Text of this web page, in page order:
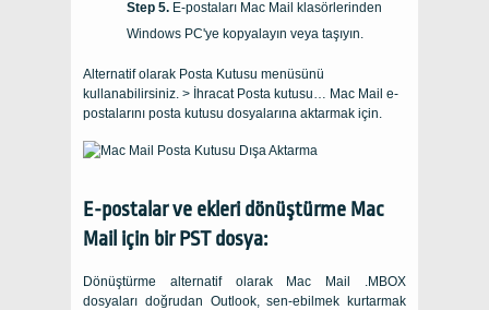
E-postaları Mac Mail klasörlerinden
Windows PC'ye kopyalayın veya taşıyın.
Alternatif olarak Posta Kutusu menüsünü
kullanabilirsiniz. > İhracat Posta kutusu… Mac Mail e-
postalarını posta kutusu dosyalarına aktarmak için.
E-postalar ve ekleri dönüştürme Mac
Mail için birPSTdosya:
Dönüştürme alternatif olarak
Mac Mail .MBOX
dosyaları doğrudan Outlook, sen-ebilmek kurtarmak